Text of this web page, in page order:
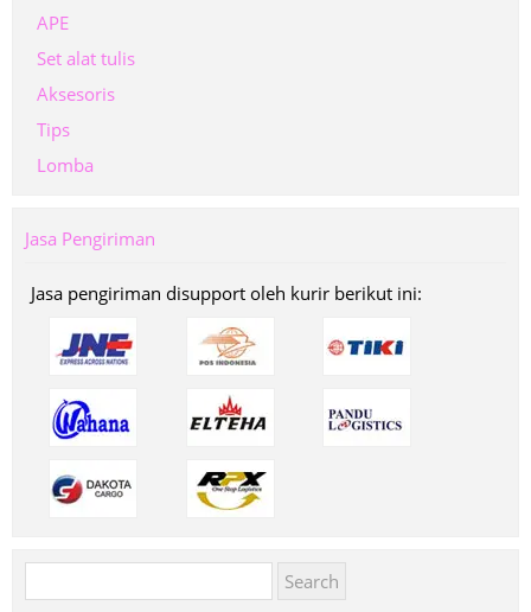
APE
Set alat tulis
Aksesoris
Tips
Lomba
Jasa Pengiriman
Jasa pengiriman disupport oleh kurir berikut ini:
for: